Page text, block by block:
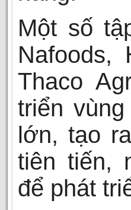
Một số
Nafoods,
Thaco
triển
lớn, tạo
tiên tiến,
để phát